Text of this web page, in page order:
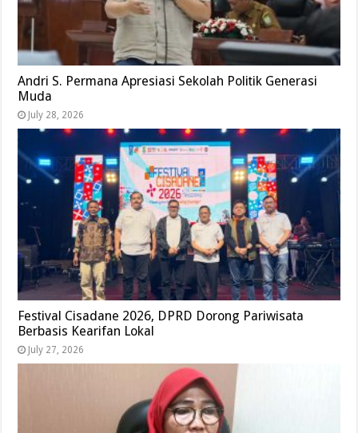
Andri S. Permana Apresiasi Sekolah Politik Generasi
Muda
July 28, 2026
Festival Cisadane 2026, DPRD Dorong Pariwisata
Berbasis Kearifan Lokal
July 27, 2026